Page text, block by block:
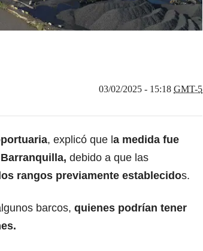
03/02/2025 - 15:18 GMT-5
, explicó que la medida fue
debido a que las
rangos previamente establecidos.
barcos, quienes podrían tener